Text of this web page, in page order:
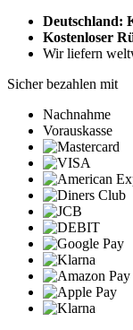
Deutschland:
Kostenloser
Wir liefern
Sicher bezahlen mit
Nachnahme
Vorauskasse